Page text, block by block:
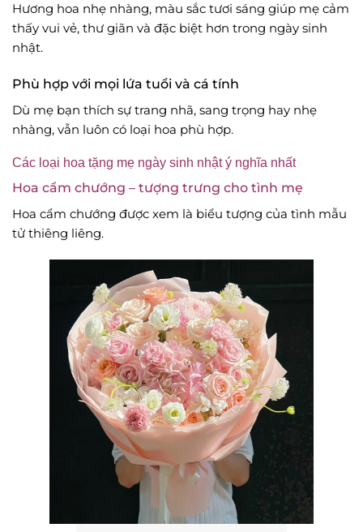
Hương hoa nhẹ nhàng, màu sắc tươi sáng giúp mẹ cảm
thấy vui vẻ, thư giãn và đặc biệt hơn trong ngày sinh
nhật.
Phù hợp với mọi lứa tuổi và cá tính
Dù mẹ bạn thích sự trang nhã, sang trọng hay nhẹ
nhàng, vẫn luôn có loại hoa phù hợp.
Các loại hoa tặng mẹ ngày sinh nhật ý nghĩa nhất
Hoa cẩm chướng – tượng trưng cho tình mẹ
Hoa cẩm chướng được xem là biểu tượng của tình mẫu
tử thiêng liêng.